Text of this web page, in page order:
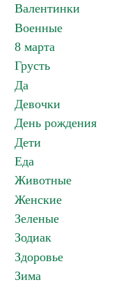
Валентинки
Военные
8 марта
Грусть
Да
Девочки
День рождения
Дети
Еда
Животные
Женские
Зеленые
Зодиак
Здоровье
Зима